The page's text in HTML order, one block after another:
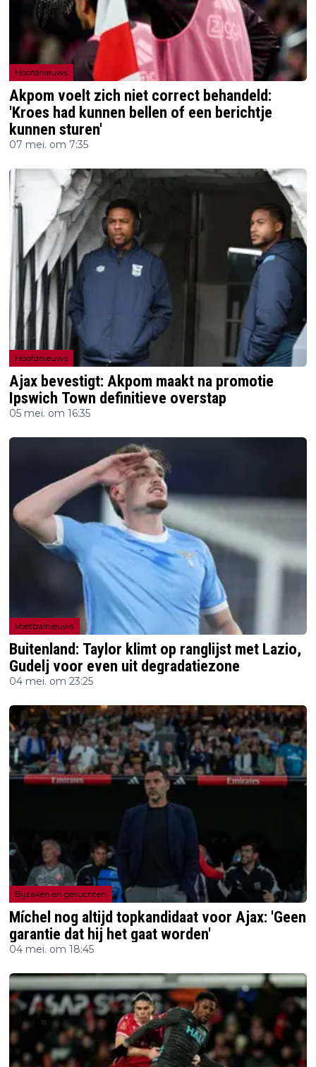
Hoofdnieuws
Akpom voelt zich niet correct behandeld:
'Kroes had kunnen bellen of een berichtje
kunnen sturen'
07 mei. om 7:35
Hoofdnieuws
Ajax bevestigt: Akpom maakt na promotie
Ipswich Town definitieve overstap
05 mei. om 16:35
Voetbalnieuws
Buitenland: Taylor klimt op ranglijst met Lazio,
Gudelj voor even uit degradatiezone
04 mei. om 23:25
Bijzaken en geruchten
Míchel nog altijd topkandidaat voor Ajax: 'Geen
garantie dat hij het gaat worden'
04 mei. om 18:45